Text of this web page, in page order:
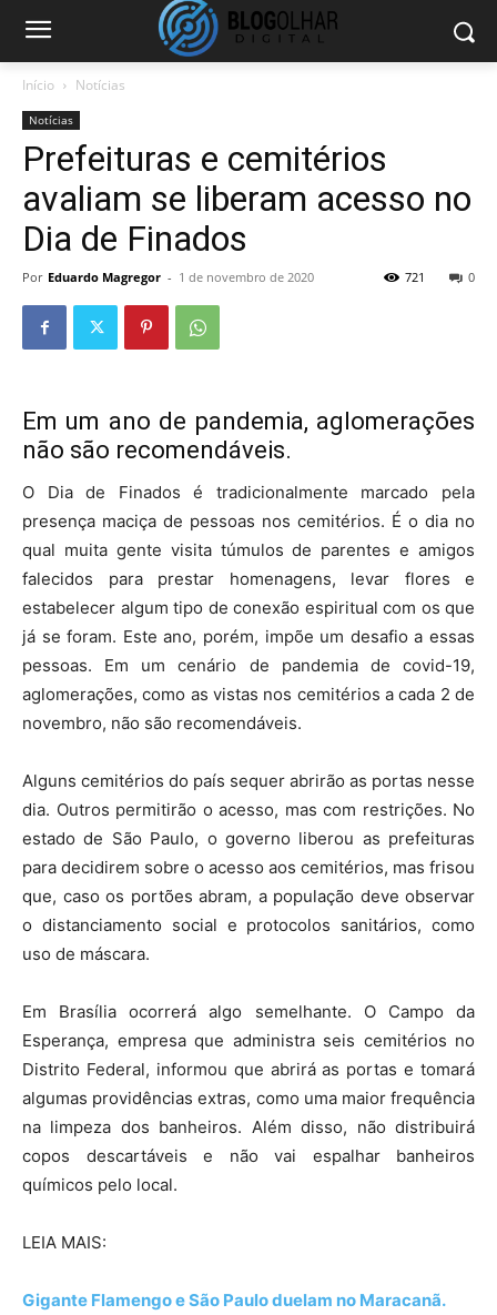
Início Notícias
Notícias
Prefeituras e cemitérios
avaliam se liberam acesso no
Dia de Finados
Por Eduardo Magregor - 1 de novembro de 2020 0
721
Em um ano de pandemia, aglomerações
não são recomendáveis.
O Dia de Finados é tradicionalmente marcado pela
presença maciça de pessoas nos cemitérios. É o dia no
qual muita gente visita túmulos de parentes e amigos
falecidos para prestar homenagens, levar flores e
estabelecer algum tipo de conexão espiritual com os que
já se foram. Este ano, porém, impõe um desafio a essas
pessoas. Em um cenário de pandemia de covid-19,
aglomerações, como as vistas nos cemitérios a cada 2 de
novembro, não são recomendáveis.
Alguns cemitérios do país sequer abrirão as portas nesse
dia. Outros permitirão o acesso, mas com restrições. No
estado de São Paulo, o governo liberou as prefeituras
para decidirem sobre o acesso aos cemitérios, mas frisou
que, caso os portões abram, a população deve observar
o distanciamento social e protocolos sanitários, como
uso de máscara.
Em Brasília ocorrerá algo semelhante. O Campo da
Esperança, empresa que administra seis cemitérios no
Distrito Federal, informou que abrirá as portas e tomará
algumas providências extras, como uma maior frequência
na limpeza dos banheiros. Além disso, não distribuirá
copos descartáveis e não vai espalhar banheiros
químicos pelo local.
LEIA MAIS:
Gigante Flamengo e São Paulo duelam no Maracanã.